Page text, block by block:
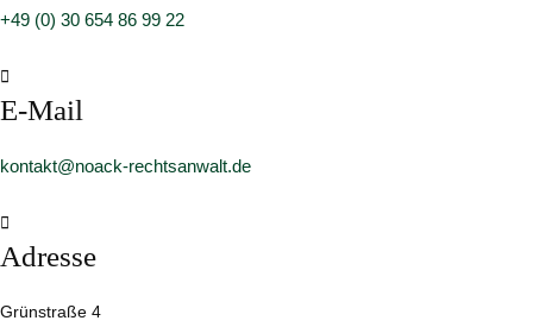
+49 (0) 30 654 86 99 22

E-Mail
kontakt@noack-rechtsanwalt.de

Adresse
Grünstraße 4